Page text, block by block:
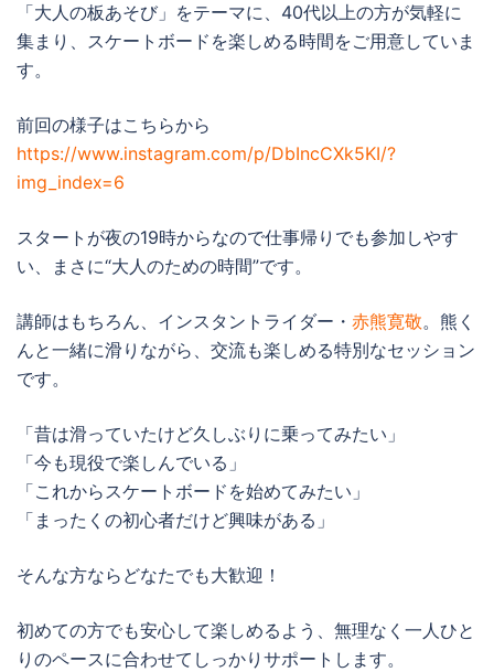
「大人の板あそび」をテーマに、40代以上の方が気軽に
集まり、スケートボードを楽しめる時間をご用意していま
す。
前回の様子はこちらから
https://www.instagram.com/p/DbIncCXk5KI/?
img_index=6
スタートが夜の19時からなので仕事帰りでも参加しやす
い、まさに“大人のための時間”です。
講師はもちろん、インスタントライダー・ 赤熊寛敬。熊く
んと一緒に滑りながら、交流も楽しめる特別なセッション
です。
「昔は滑っていたけど久しぶりに乗ってみたい」
「今も現役で楽しんでいる」
「これからスケートボードを始めてみたい」
「まったくの初心者だけど興味がある」
そんな方ならどなたでも大歓迎！
初めての方でも安心して楽しめるよう、無理なく一人ひと
りのペースに合わせてしっかりサポートします。